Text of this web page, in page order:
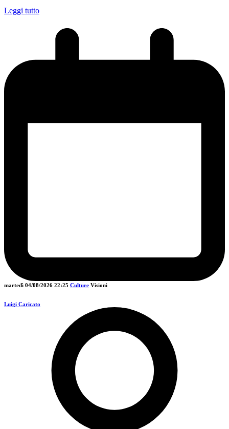
Leggi tutto
martedì 04/08/2026 22:25 Culture Visioni
Luigi Caricato